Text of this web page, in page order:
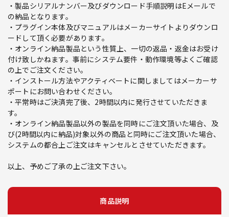
・製品シリアルナンバー及びダウンロード手順説明はEメールで
の納品となります。
・プラグイン本体及びマニュアルはメーカーサイトよりダウンロ
ードして頂く必要があります。
・オンライン納品製品という性質上、一切の返品・返金はお受け
付け致しかねます。事前にシステム要件・動作環境等よくご確認
の上でご注文ください。
・インストール方法やアクティベートに関しましてはメーカーサ
ポートにお問い合わせください。
・平常時はご決済完了後、2時間以内に発行させていただきま
す。
・オンライン納品製品以外の製品を同時にご注文頂いた場合、及
び(2時間以内に納品)対象以外の商品と同時にご注文頂いた場合、
システムの都合上ご注文はキャンセルとさせていただきます。
以上、予めご了承の上ご注文下さい。
商品説明